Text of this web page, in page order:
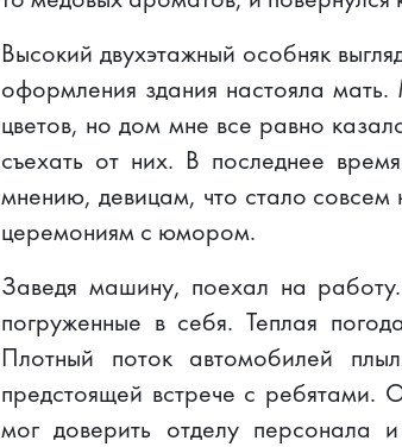
Высокий двухэтажный особняк
оформления здания настояла
цветов, но дом мне все равно
съехать от них. В последнее
мнению, девицам, что стало совсем
церемониям с юмором.
Заведя машину, поехал на
погруженные в себя. Теплая
Плотный поток автомобилей
предстоящей встрече с ребятами.
мог доверить отделу